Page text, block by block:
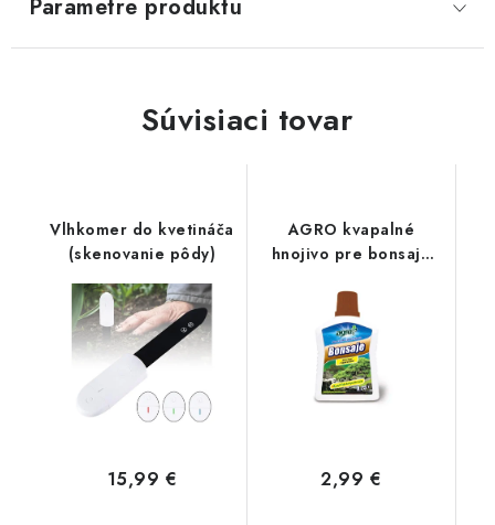
Parametre produktu
Súvisiaci tovar
Vlhkomer do kvetináča
(skenovanie pôdy)
15,99 €
AGRO kvapalné
hnojivo pre bonsaje
2,99 €